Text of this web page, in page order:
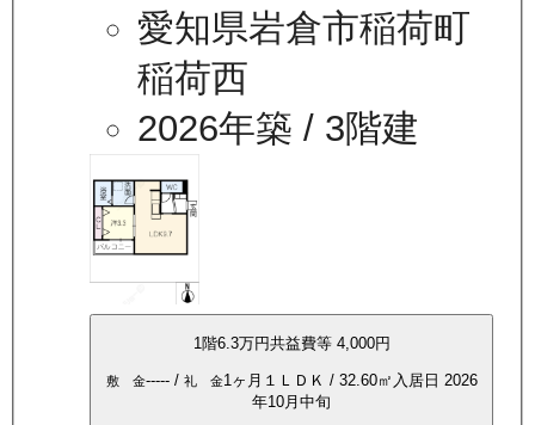
愛知県岩倉市稲荷町
稲荷西
2026年築 / 3階建
1 階6.3万円共益費等 4,000円
敷 金-----/ 礼 金1ヶ月 １ＬＤＫ / 32.60㎡ 入居日 2026
年10月中旬